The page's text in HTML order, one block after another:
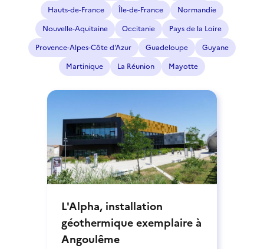
Hauts-de-France
Île-de-France
Normandie
Nouvelle-Aquitaine
Occitanie
Pays de la Loire
Provence-Alpes-Côte d'Azur
Guadeloupe
Guyane
Martinique
La Réunion Mayotte
L'Alpha, installation
géothermique exemplaire à
Angoulême